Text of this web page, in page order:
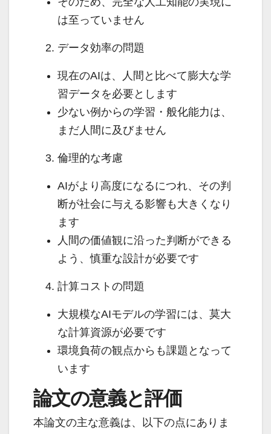
は至っていません
データ効率の問題
現在のAIは、人間と比べて膨大な学
習データを必要とします
少ない例からの学習・般化能力は、
まだ人間に及びません
倫理的な考慮
AIがより高度になるにつれ、その判
断が社会に与える影響も大きくなり
ます
人間の価値観に沿った判断ができる
よう、慎重な設計が必要です
計算コストの問題
大規模なAIモデルの学習には、莫大
な計算資源が必要です
環境負荷の観点からも課題となって
います
論文の意義と評価
本論文の主な意義は、以下の点にありま